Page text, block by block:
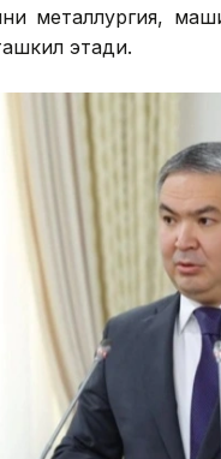
металлургия,
этади.